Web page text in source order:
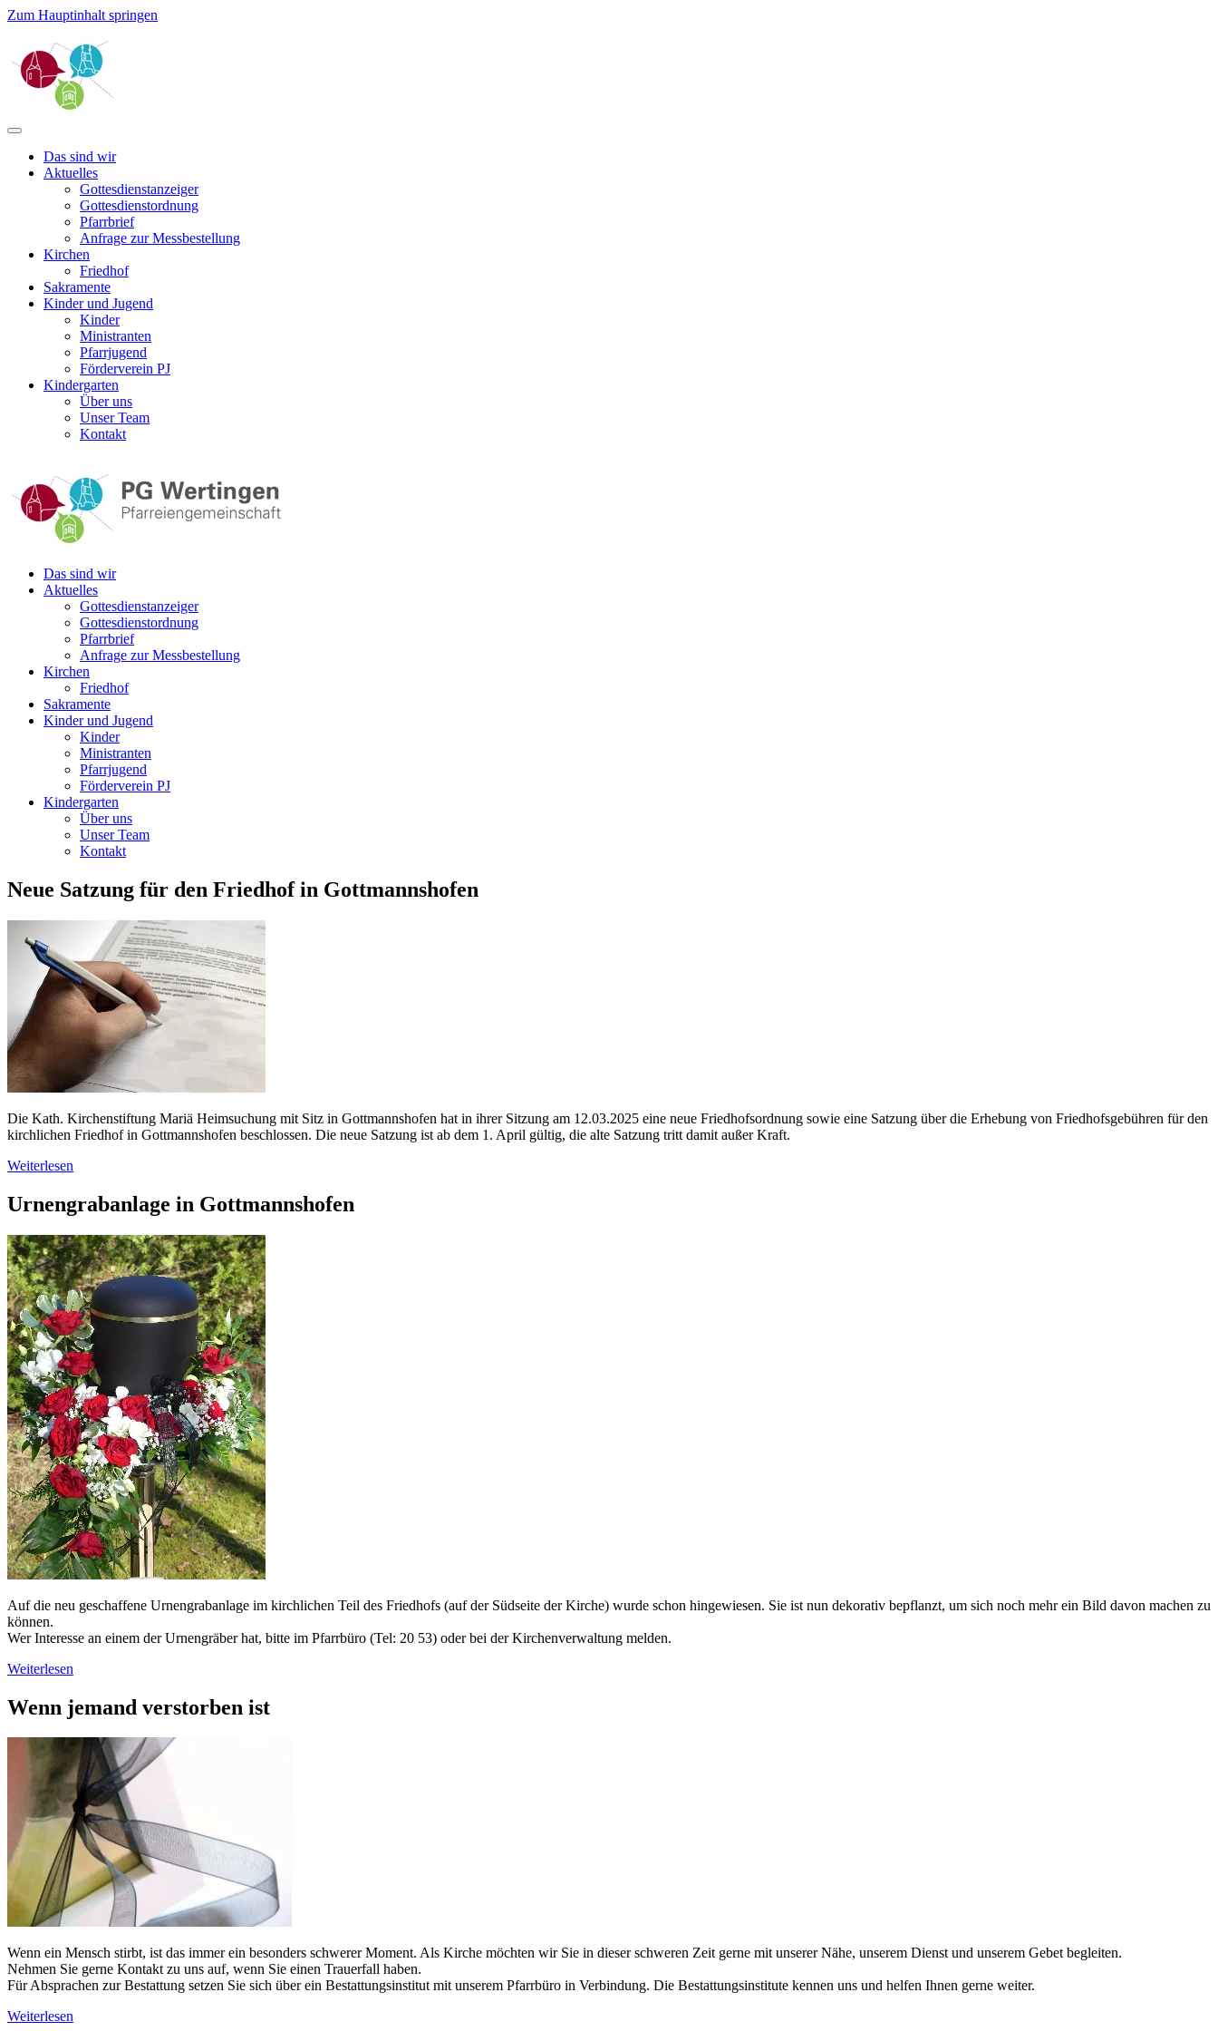
Zum Hauptinhalt springen
Das sind wir
Aktuelles
Gottesdienstanzeiger
Gottesdienstordnung
Pfarrbrief
Anfrage zur Messbestellung
Kirchen
Friedhof
Sakramente
Kinder und Jugend
Kinder
Ministranten
Pfarrjugend
Förderverein PJ
Kindergarten
Über uns
Unser Team
Kontakt
Das sind wir
Aktuelles
Gottesdienstanzeiger
Gottesdienstordnung
Pfarrbrief
Anfrage zur Messbestellung
Kirchen
Friedhof
Sakramente
Kinder und Jugend
Kinder
Ministranten
Pfarrjugend
Förderverein PJ
Kindergarten
Über uns
Unser Team
Kontakt
Neue Satzung für den Friedhof in Gottmannshofen
Die Kath. Kirchenstiftung Mariä Heimsuchung mit Sitz in Gottmannshofen hat in ihrer Sitzung am 12.03.2025 eine neue Friedhofsordnung sowie eine Satzung über die Erhebung von Friedhofsgebühren für den
kirchlichen Friedhof in Gottmannshofen beschlossen. Die neue Satzung ist ab dem 1. April gültig, die alte Satzung tritt damit außer Kraft.
Weiterlesen
Urnengrabanlage in Gottmannshofen
Auf die neu geschaffene Urnengrabanlage im kirchlichen Teil des Friedhofs (auf der Südseite der Kirche) wurde schon hingewiesen. Sie ist nun dekorativ bepflanzt, um sich noch mehr ein Bild davon machen zu
können.
Wer Interesse an einem der Urnengräber hat, bitte im Pfarrbüro (Tel: 20 53) oder bei der Kirchenverwaltung melden.
Weiterlesen
Wenn jemand verstorben ist
Wenn ein Mensch stirbt, ist das immer ein besonders schwerer Moment. Als Kirche möchten wir Sie in dieser schweren Zeit gerne mit unserer Nähe, unserem Dienst und unserem Gebet begleiten.
Nehmen Sie gerne Kontakt zu uns auf, wenn Sie einen Trauerfall haben.
Für Absprachen zur Bestattung setzen Sie sich über ein Bestattungsinstitut mit unserem Pfarrbüro in Verbindung. Die Bestattungsinstitute kennen uns und helfen Ihnen gerne weiter.
Weiterlesen